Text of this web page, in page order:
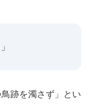
跡を濁さず」とい